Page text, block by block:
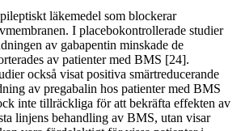
läkemedel som blockerar
I placebokontrollerade studier
av gabapentin minskade de
av patienter med BMS [24].
också visat positiva smärtreducerande
av pregabalin hos patienter med BMS
inte tillräckliga för att bekräfta effekten av
linjens behandling av BMS, utan visar